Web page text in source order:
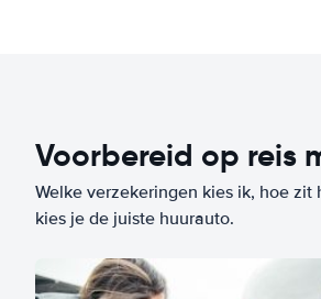
Voorbereid op reis
Welke verzekeringen kies ik, hoe
kies je de juiste huurauto.